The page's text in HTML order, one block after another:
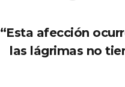
“Esta afección
las lágrimas no